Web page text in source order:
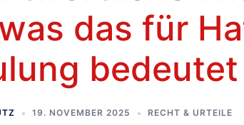
das für
bedeutet
19. NOVEMBER 2025 RECHT & URTEILE